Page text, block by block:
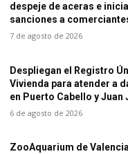
despeje de aceras e
sanciones a
7 de agosto de 2026
Despliegan el Registro
Vivienda para atender a
en Puerto Cabello y Juan
6 de agosto de 2026
ZooAquarium de